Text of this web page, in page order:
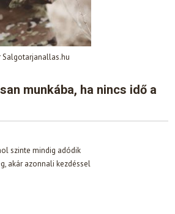
munkába, ha nincs idő a
szinte mindig adódik
akár azonnali kezdéssel